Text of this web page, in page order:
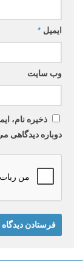
ایمیل *
وب‌ سایت
ذخیره نام،
دوباره دیدگاهی